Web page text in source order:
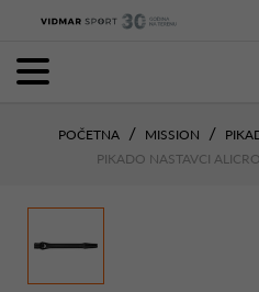
POČETNA MISSION
PIKADO NASTAVCI